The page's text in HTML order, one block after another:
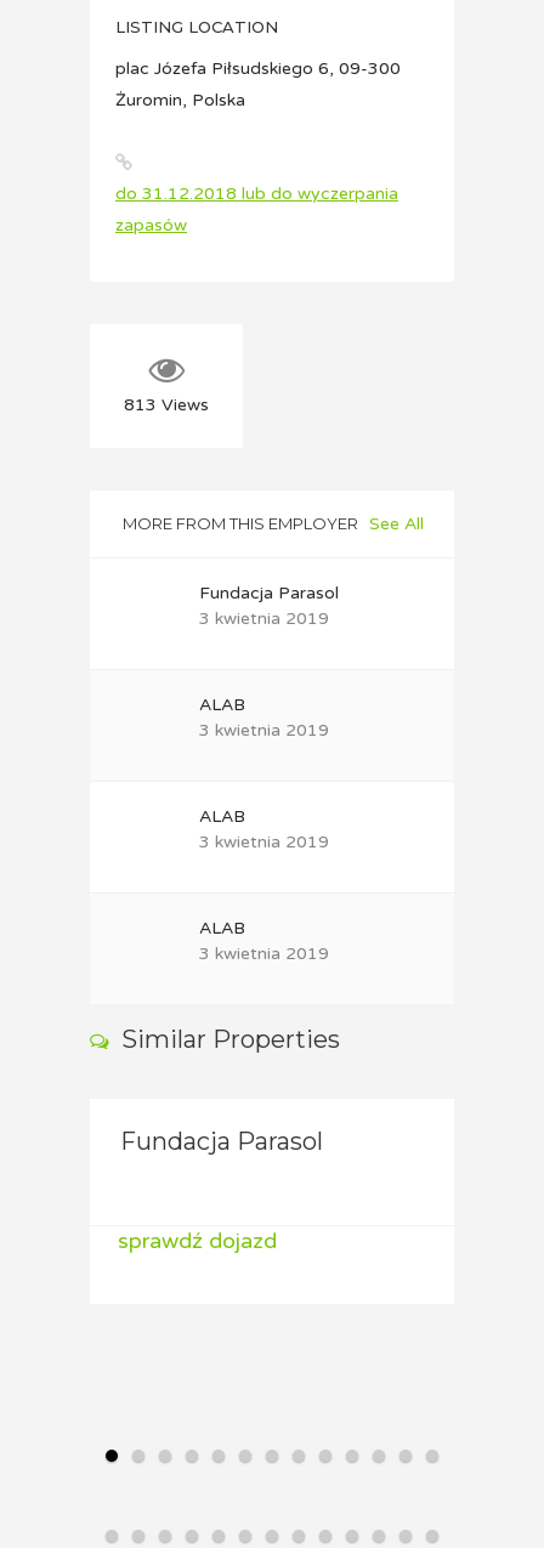
LISTING LOCATION
plac Józefa Piłsudskiego 6, 09-300
Żuromin, Polska
do 31.12.2018 lub do wyczerpania
zapasów
813 Views
MORE FROM THIS EMPLOYER See All
Fundacja Parasol
3 kwietnia 2019
ALAB
3 kwietnia 2019
ALAB
3 kwietnia 2019
ALAB
3 kwietnia 2019
Similar Properties
Fundacja Parasol
sprawdź dojazd
ALAB
sprawdź dojazd